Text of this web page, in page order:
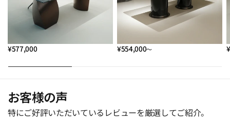
¥577,000 ¥554,000～
お客様の声
特にご好評いただいているレビューを厳選してご紹介。